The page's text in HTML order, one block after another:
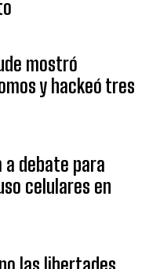
mostró
y hackeó tres
a debate para
celulares en